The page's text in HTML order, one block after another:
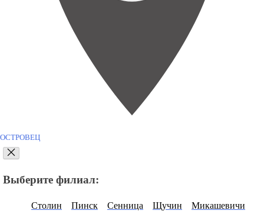
ОСТРОВЕЦ
Выберите филиал:
Столин Пинск Сенница Щучин
Микашевичи